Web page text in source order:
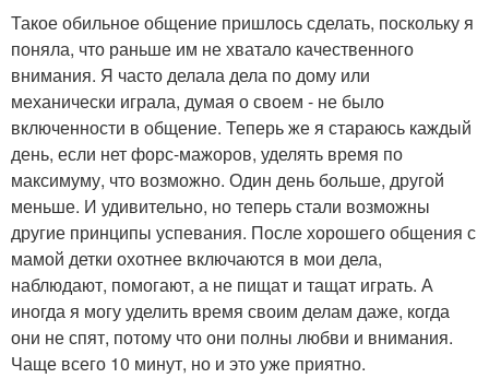
Такое обильное общение пришлось сделать, поскольку я
поняла, что раньше им не хватало качественного
внимания. Я часто делала дела по дому или
механически играла, думая о своем - не было
включенности в общение. Теперь же я стараюсь каждый
день, если нет форс-мажоров, уделять время по
максимуму, что возможно. Один день больше, другой
меньше. И удивительно, но теперь стали возможны
другие принципы успевания. После хорошего общения с
мамой детки охотнее включаются в мои дела,
наблюдают, помогают, а не пищат и тащат играть. А
иногда я могу уделить время своим делам даже, когда
они не спят, потому что они полны любви и внимания.
Чаще всего 10 минут, но и это уже приятно.